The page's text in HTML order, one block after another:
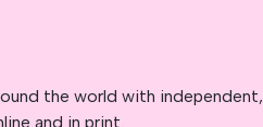
the world with independent,
and in print.